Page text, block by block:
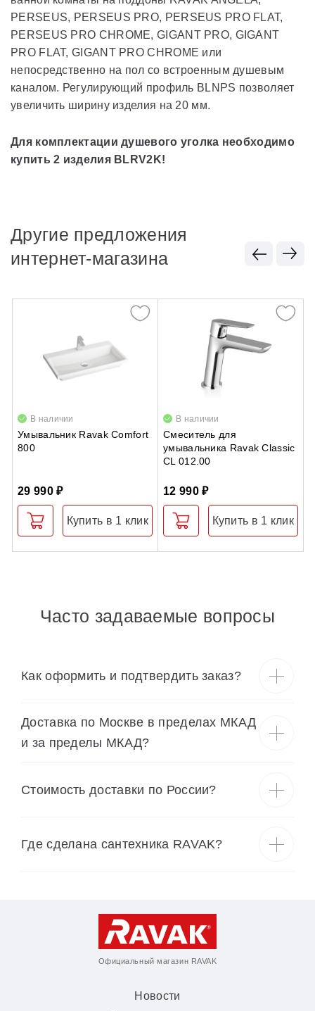
PERSEUS, PERSEUS PRO, PERSEUS PRO FLAT,
PERSEUS PRO CHROME, GIGANT PRO, GIGANT
PRO FLAT, GIGANT PRO CHROME или
непосредственно на пол со встроенным душевым
каналом. Регулирующий профиль BLNPS позволяет
увеличить ширину изделия на 20 мм.
Для комплектации душевого уголка необходимо
купить 2 изделия BLRV2K!
Другие предложения
интернет-магазина
В наличии
Умывальник Ravak Comfort
800
29 990 ₽
Купить в 1 клик
В наличии
Смеситель для
умывальника Ravak Classic
CL 012.00
12 990 ₽
Купить в 1 клик
Часто задаваемые вопросы
Как оформить и подтвердить заказ?
Доставка по Москве в пределах МКАД
и за пределы МКАД?
Cтоимость доставки по России?
Где сделана сантехника RAVAK?
Официальный магазин RAVAK
Новости